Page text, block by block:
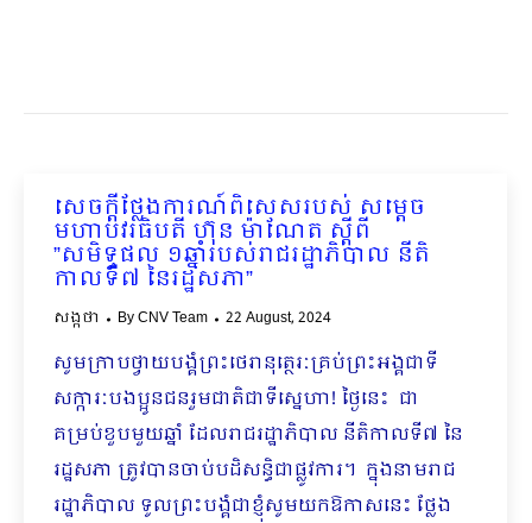
សេចក្ដីថ្លែងការណ៍ពិសេសរបស់ សម្ដេច
មហាបវរធិបតី ហ៊ុន​ ម៉ាណែត ស្ដីពី
”សមិទ្ធផល ១ឆ្នាំរបស់រាជរដ្ឋាភិបាល នីតិ
កាលទី៧ នៃរដ្ឋសភា”
សង្កថា ByCNV Team 22 August, 2024
សូមក្រាបថ្វាយបង្គំព្រះថេរានុត្ថេរៈគ្រប់ព្រះអង្គ​ជាទី
សក្ការៈបងប្អូនជនរួមជាតិជាទីស្នេហា! ថ្ងៃនេះ​ ជា
គម្រប់ខួបមួយឆ្នាំ ដែលរាជរដ្ឋាភិបាល នីតិកាលទី៧ នៃ
រដ្ឋសភា ត្រូវបានចាប់បដិសន្ធិជាផ្លូវការ។ ក្នុងនាមរាជ
រដ្ឋាភិបាល ទូលព្រះបង្គំជាខ្ញុំសូមយកឱកាសនេះ ថ្លែង